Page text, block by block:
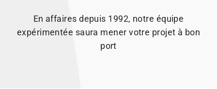
En affaires depuis 1992, notre équipe
expérimentée saura mener votre projet à bon
port